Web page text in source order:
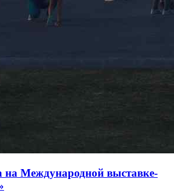
на Международной выставке-